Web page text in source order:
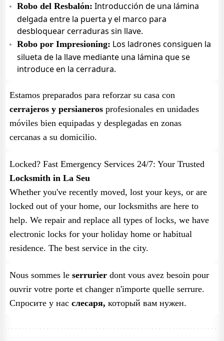
Robo del Resbalón: Introducción de una lámina
delgada entre la puerta y el marco para
desbloquear cerraduras sin llave.
Robo por Impresioning: Los ladrones consiguen la
silueta de la llave mediante una lámina que se
introduce en la cerradura.
Estamos preparados para reforzar su casa con
cerrajeros y persianeros profesionales en unidades
móviles bien equipadas y desplegadas en zonas
cercanas a su domicilio.
Locked? Fast Emergency Services 24/7: Your Trusted
Locksmith in La Seu
Whether you've recently moved, lost your keys, or are
locked out of your home, our locksmiths are here to
help. We repair and replace all types of locks, we have
electronic locks for your holiday home or habitual
residence. The best service in the city.
Nous sommes le serrurier dont vous avez besoin pour
ouvrir votre porte et changer n'importe quelle serrure.
Спросите у нас слесаря, который вам нужен.